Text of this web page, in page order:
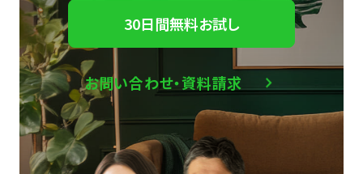
30日間無料お試し
お問い合わせ・資料請求